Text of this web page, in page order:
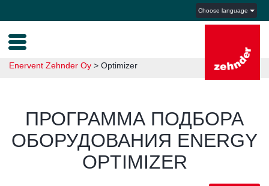
Choose language
Enervent Zehnder Oy > Optimizer
ПРОГРАММА ПОДБОРА
ОБОРУДОВАНИЯ ENERGY
OPTIMIZER